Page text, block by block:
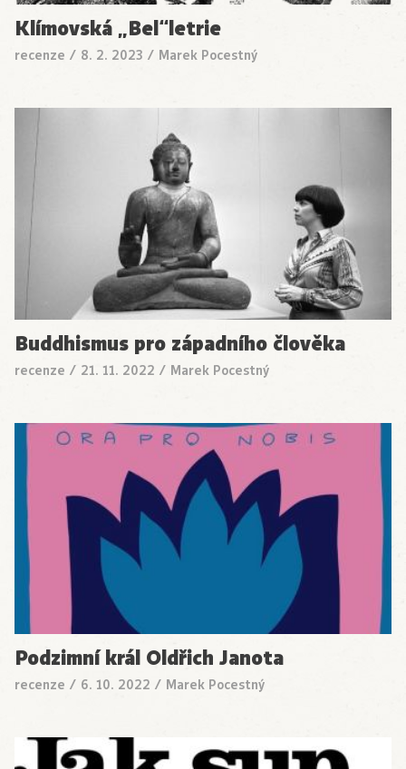
Klímovská „Bel“letrie
recenze / 8. 2. 2023 / Marek Pocestný
Buddhismus pro západního člověka
recenze / 21. 11. 2022 / Marek Pocestný
Podzimní král Oldřich Janota
recenze / 6. 10. 2022 / Marek Pocestný